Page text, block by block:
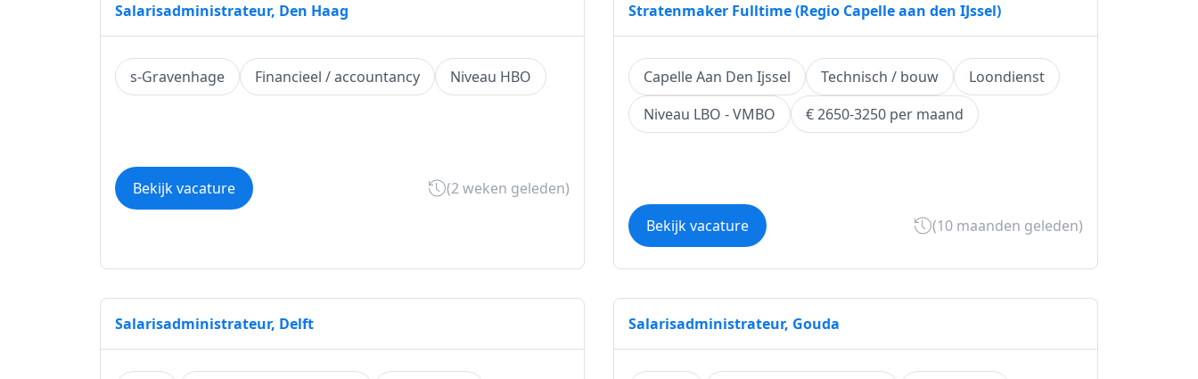
Salarisadministrateur, Den Haag
s-Gravenhage Financieel / accountancy Niveau HBO
Bekijk vacature (2 weken geleden)
Stratenmaker Fulltime (Regio Capelle aan den IJssel)
Capelle Aan Den Ijssel Technisch / bouw
Loondienst
Niveau LBO - VMBO
€ 2650-3250 per maand
Bekijk vacature (10 maanden geleden)
Salarisadministrateur, Delft Salarisadministrateur, Gouda